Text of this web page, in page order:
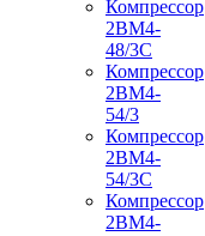
Компрессор
2ВМ4-
48/3С
Компрессор
2ВМ4-
54/3
Компрессор
2ВМ4-
54/3С
Компрессор
2ВМ4-